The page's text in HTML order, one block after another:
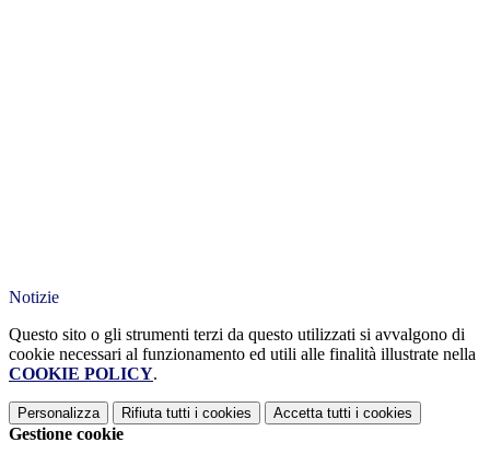
Notizie
Questo sito o gli strumenti terzi da questo utilizzati si avvalgono di
cookie necessari al funzionamento ed utili alle finalità illustrate nella
COOKIE POLICY.
Personalizza Rifiuta tutti i cookies Accetta tutti i cookies
Gestione cookie